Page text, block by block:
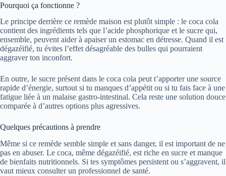
Pourquoi ça fonctionne ?
Le principe derrière ce remède maison est plutôt simple : le coca cola
contient des ingrédients tels que l’acide phosphorique et le sucre qui,
ensemble, peuvent aider à apaiser un estomac en détresse. Quand il est
dégazéifié, tu évites l’effet désagréable des bulles qui pourraient
aggraver ton inconfort.
En outre, le sucre présent dans le coca cola peut t’apporter une source
rapide d’énergie, surtout si tu manques d’appétit ou si tu fais face à une
fatigue liée à un malaise gastro-intestinal. Cela reste une solution douce
comparée à d’autres options plus agressives.
Quelques précautions à prendre
Même si ce remède semble simple et sans danger, il est important de ne
pas en abuser. Le coca, même dégazéifié, est riche en sucre et manque
de bienfaits nutritionnels. Si tes symptômes persistent ou s’aggravent, il
vaut mieux consulter un professionnel de santé.